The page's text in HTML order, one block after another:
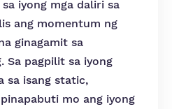
iyong mga daliri sa
ang momentum ng
ginagamit sa
Sa pagpilit sa iyong
sa isang static,
mo ang iyong